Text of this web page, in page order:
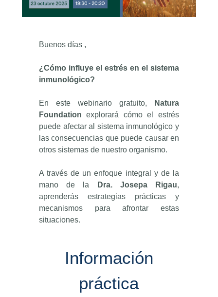
Buenos días ,
¿Cómo influye el estrés en el sistema
inmunológico?
En este webinario gratuito,
Natura
Foundation explorará cómo el estrés
puede afectar al sistema inmunológico y
las consecuencias que puede causar en
otros sistemas de nuestro organismo.
A través de un enfoque integral y de la
mano de la
Dra. Josepa Rigau,
aprenderás estrategias prácticas y
mecanismos para afrontar estas
situaciones.
Información
práctica